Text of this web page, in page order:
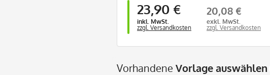
23,90 €
inkl. MwSt.
zzgl. Versandkosten
20,08 €
exkl. MwSt.
zzgl. Versandkosten
Vorhandene Vorlage auswählen